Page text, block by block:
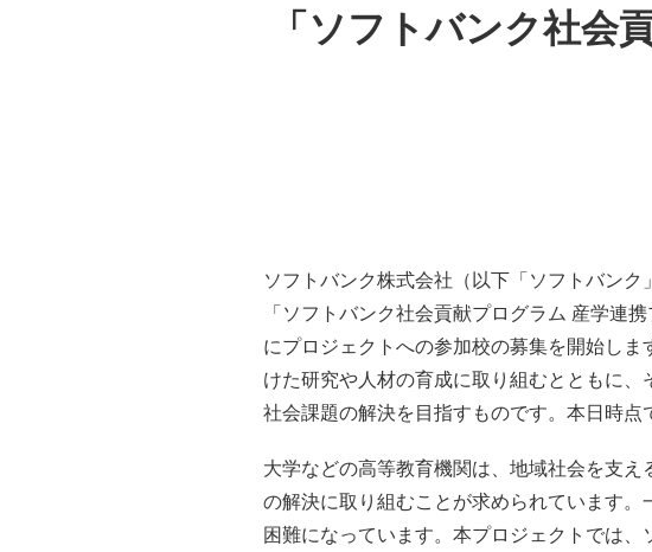
「ソフトバンク社会
ソフトバンク株式会社（以下「ソフトバン
「ソフトバンク社会貢献プログラム 産学連
にプロジェクトへの参加校の募集を開始し
けた研究や人材の育成に取り組むとともに
社会課題の解決を目指すものです。本日時点
大学などの高等教育機関は、地域社会を支
の解決に取り組むことが求められています
困難になっています。本プロジェクトでは